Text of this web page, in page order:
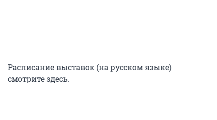
Расписание выставок (на русском языке)
смотрите здесь.